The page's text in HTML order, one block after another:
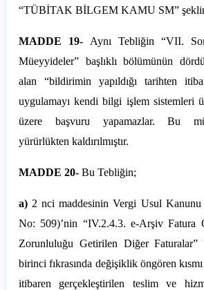
“TÜBİTAK BİLGEM KAMU SM”
MADDE 19- Aynı Tebliğin “VII.
Müeyyideler” başlıklı bölümünün
alan “bildirimin yapıldığı tarihten
uygulamayı kendi bilgi işlem sistemleri
üzere başvuru yapamazlar. Bu
yürürlükten kaldırılmıştır.
MADDE 20- Bu Tebliğin;
a) 2nci maddesinin Vergi Usul Kanunu
No: 509)’nin “IV.2.4.3. e-Arşiv Fatura
Zorunluluğu Getirilen Diğer Faturalar”
birinci fıkrasında değişiklik öngören kısmı
itibaren gerçekleştirilen teslim ve